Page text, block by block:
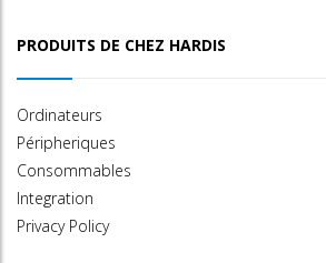
PRODUITS DE CHEZ HARDIS
Ordinateurs
Péripheriques
Consommables
Integration
Privacy Policy